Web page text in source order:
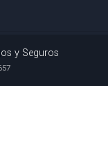
y Seguros